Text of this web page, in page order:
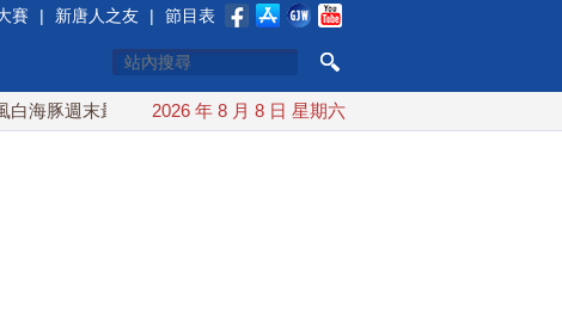
賽 | 新唐人之友 | 節目表
海豚週末最接近台灣 最快9日可能登陸中國
2026 年 8 月 8 日 星期六